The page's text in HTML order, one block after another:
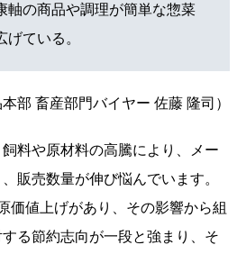
軸の商品や調理が簡単な惣菜
ている。
部 畜産部門バイヤー 佐藤 隆司）
料や原材料の高騰により、メー
販売数量が伸び悩んでいます。
価値上げがあり、その影響から組
る節約志向が一段と強まり、そ